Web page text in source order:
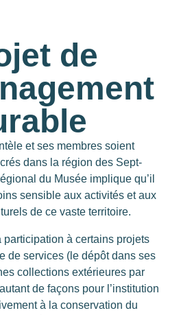
de
et ses membres soient
dans la région des Sept-
du Musée implique qu’il
sensible aux activités et aux
de ce vaste territoire.
participation à certains projets
de services (le dépôt dans ses
collections extérieures par
de façons pour l’institution
à la conservation du